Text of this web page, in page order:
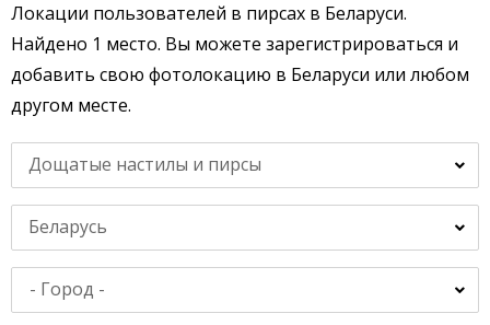
Локации пользователей в пирсах в Беларуси.
Найдено 1 место. Вы можете зарегистрироваться и
добавить свою фотолокацию в Беларуси или любом
другом месте.
Дощатые настилы и пирсы
Беларусь